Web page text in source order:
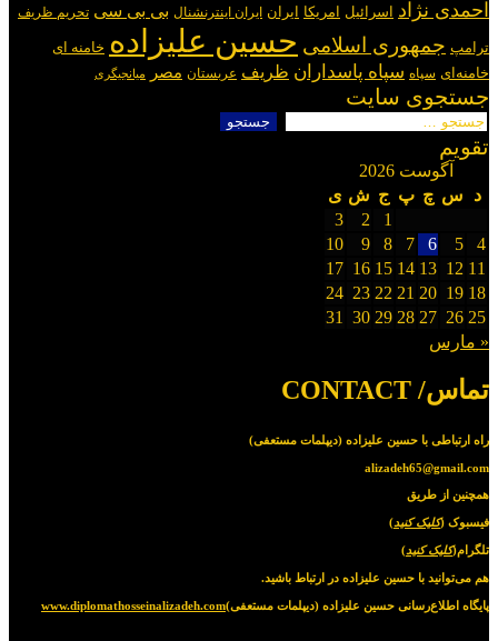
احمدی نژاد اسرائیل امریکا ایران ایران اینترنشنال بی بی سی تحریم ظریف
ترامپ جمهوری اسلامی حسین علیزاده خامنه ای
خامنه‌ای سپاه سپاه پاسداران ظریف عربستان مصر میانجیگری
جستجوی سایت
جستجو
برای:
تقویم
آگوست 2026
د
س چ پ ج ش ی
1
2
3
4
5
6
7
8
9
10
11
12
13
14
15
16
17
18
19
20
21
22
23
24
25
26
27
28
29
30
31
« مارس
تماس/ CONTACT
راه ارتباطی با حسین علیزاده (دیپلمات مستعفی)
alizadeh65@gmail.com
همچنین از طریق
فیسبوک (کلیک کنید)
تلگرام(کلیک کنید)
هم می‌توانید با حسین علیزاده در ارتباط باشید.
پایگاه اطلاع‌رسانی حسین علیزاده (دیپلمات مستعفی)www.diplomathosseinalizadeh.com